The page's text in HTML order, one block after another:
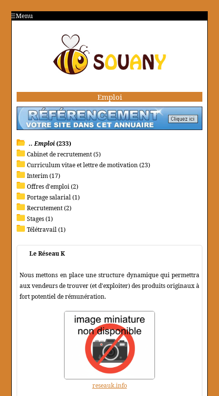
Menu
Emploi
.. Emploi(233)
Cabinet de recrutement (5)
Curriculum vitae et lettre de motivation (23)
Interim (17)
Offres d'emploi (2)
Portage salarial (1)
Recrutement (2)
Stages (1)
Télétravail (1)
Le Réseau K
Nous mettons en place une structure dynamique qui permettra
aux vendeurs de trouver (et d'exploiter) des produits originaux à
fort potentiel de rémunération.
reseauk.info